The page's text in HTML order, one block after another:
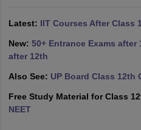
Public School AdmissionsNavyug
Schools in JaipurSchools in
Medium Schools in India
Army Public Schools in India
HBSE 12th Syllabus
GSEB SSC Question PapersGoa
10th Syllabus
Latest: IIT Courses After Class
New: 50+ Entrance Exams after
after 12th
Also See: UP Board Class 12th
Free Study Material for Class
NEET